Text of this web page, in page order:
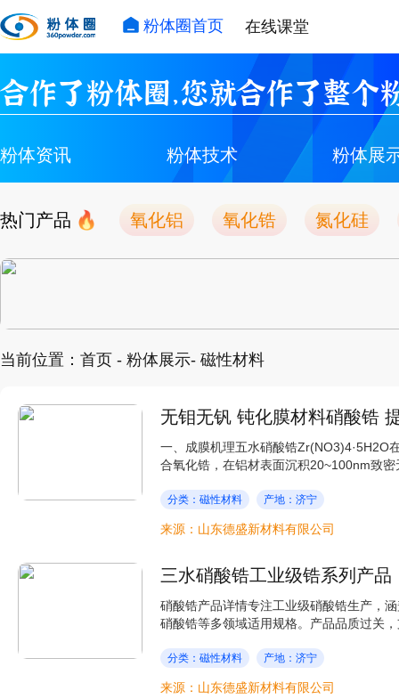
粉体圈首页 在线课堂
合作了粉体圈，您就合作了整个
粉体资讯 粉体技术 粉体展
热门产品 氧化铝 氧化锆 氮化硅
当前位置： 首页 - 粉体展示- 磁性材料
无钼无钒 钝化膜材料硝酸锆
一、成膜机理五水硝酸锆Zr(NO3)4·5H2O
合氧化锆，在铝材表面沉积20~100nm致
分类：磁性材料 产地：济宁
来源：山东德盛新材料有限公司
三水硝酸锆工业级锆系列产品
硝酸锆产品详情专注工业级硝酸锆生产，
硝酸锆等多领域适用规格。产品品质过关
分类：磁性材料 产地：济宁
来源：山东德盛新材料有限公司